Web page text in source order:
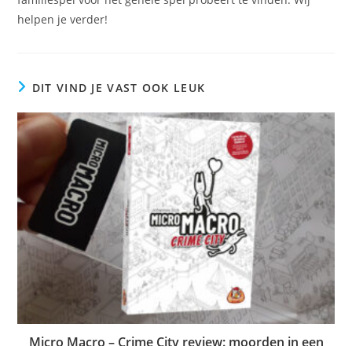
helpen je verder!
DIT VIND JE VAST OOK LEUK
Micro Macro – Crime City review: moorden in een